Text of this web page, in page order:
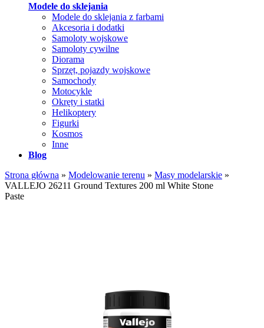
Modele do sklejania
Modele do sklejania z farbami
Akcesoria i dodatki
Samoloty wojskowe
Samoloty cywilne
Diorama
Sprzęt, pojazdy wojskowe
Samochody
Motocykle
Okręty i statki
Helikoptery
Figurki
Kosmos
Inne
Blog
Strona główna » Modelowanie terenu » Masy modelarskie »
VALLEJO 26211 Ground Textures 200 ml White Stone
Paste